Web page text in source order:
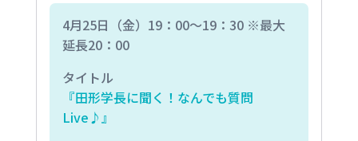
4月25日（金）19：00〜19：30 ※最大
延長20：00
タイトル
『田形学長に聞く！なんでも質問
Live♪』